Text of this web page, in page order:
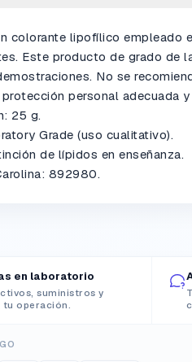
colorante lipofílico empleado
Este producto de grado de
No se
personal adecuada
25 g.
Grade (uso cualitativo).
de lípidos en enseñanza.
892980.
en laboratorio
suministros y
tu operación.